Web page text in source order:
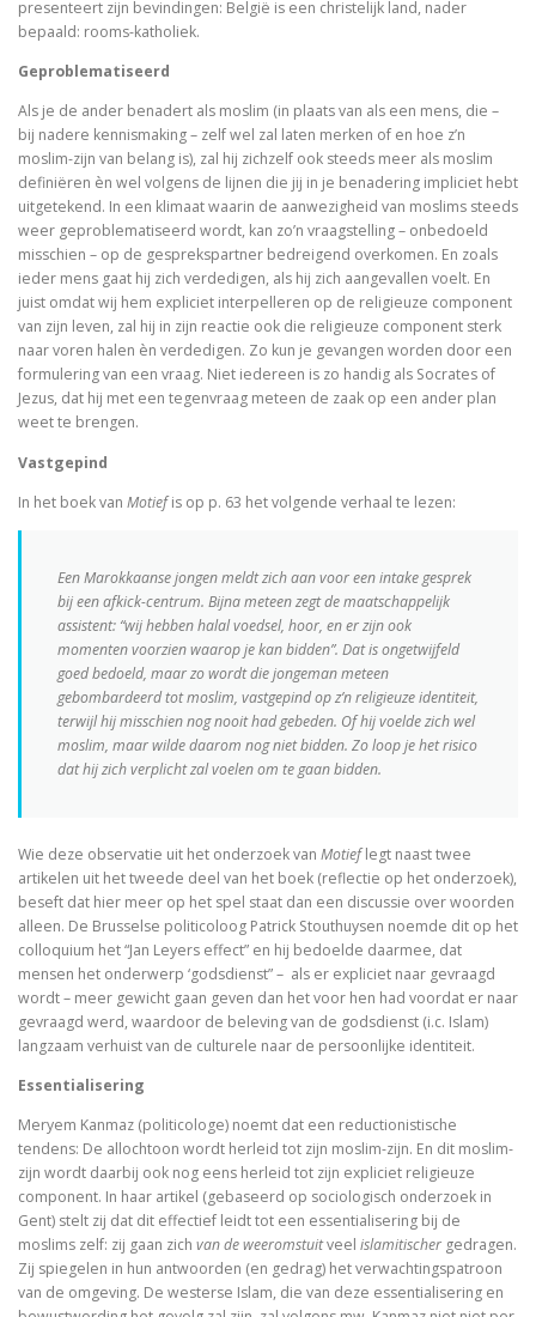
Erasmus: Sometimes a Spin Doctor is Right
levensbeschouwelijke vakken.
God is een vluchteling. De terugkeer van het
De visie van Freinet
De kathedralenbouwers
I judge no one. A political life of Jesus
De evolutie van De Bijbel
Bach, muziek als een wenk uit de hemel
De Bijbel in de Lage Landen
Nieuw atheïsme, een kritische reactie op Dawkins,
Levensbeschouwing in het middenveld: cement of
Luther. Zijn leven, zijn werk
Platoonse liefde (vertaling Symposium)
Is het de schuld van de ENE?
Onder dezelfde sterren
Christelijke toespraken
Afsluitend onwetenschappelijk naschrift bij
Voorwoorden. De crisis en een crisis. De heer Phister.
De Wittenbergse nachtegaal
presenteert zijn bevindingen: België is een christelijk land, nader
bepaald: rooms-katholiek.
Geproblematiseerd
Als je de ander benadert als moslim (in plaats van als een mens, die –
bij nadere kennismaking – zelf wel zal laten merken of en hoe z’n
moslim-zijn van belang is), zal hij zichzelf ook steeds meer als moslim
definiëren èn wel volgens de lijnen die jij in je benadering impliciet hebt
uitgetekend. In een klimaat waarin de aanwezigheid van moslims steeds
weer geproblematiseerd wordt, kan zo’n vraagstelling – onbedoeld
misschien – op de gesprekspartner bedreigend overkomen. En zoals
ieder mens gaat hij zich verdedigen, als hij zich aangevallen voelt. En
juist omdat wij hem expliciet interpelleren op de religieuze component
van zijn leven, zal hij in zijn reactie ook die religieuze component sterk
naar voren halen èn verdedigen. Zo kun je gevangen worden door een
formulering van een vraag. Niet iedereen is zo handig als Socrates of
Jezus, dat hij met een tegenvraag meteen de zaak op een ander plan
weet te brengen.
Vastgepind
In het boek van Motiefis op p. 63 het volgende verhaal te lezen:
Een Marokkaanse jongen meldt zich aan voor eenintakegesprek
bij een afkick-centrum. Bijna meteen zegt de maatschappelijk
assistent: “wij hebbenhalalvoedsel, hoor, en er zijn ook
momenten voorzien waarop je kan bidden”. Dat is ongetwijfeld
goed bedoeld, maar zo wordt die jongeman meteen
gebombardeerd tot moslim, vastgepind op z’n religieuze identiteit,
terwijl hij misschien nog nooit had gebeden. Of hij voelde zich wel
moslim, maar wilde daarom nog niet bidden. Zo loop je het risico
dat hij zich verplicht zal voelen om te gaan bidden.
Wie deze observatie uit het onderzoek van Motieflegt naast twee
artikelen uit het tweede deel van het boek (reflectie op het onderzoek),
beseft dat hier meer op het spel staat dan een discussie over woorden
alleen. De Brusselse politicoloog Patrick Stouthuysen noemde dit op het
colloquium het “Jan Leyers effect” en hij bedoelde daarmee, dat
mensen het onderwerp ‘godsdienst” – als er expliciet naar gevraagd
wordt – meer gewicht gaan geven dan het voor hen had voordat er naar
gevraagd werd, waardoor de beleving van de godsdienst (i.c. Islam)
langzaam verhuist van de culturele naar de persoonlijke identiteit.
Essentialisering
Meryem Kanmaz (politicologe) noemt dat een reductionistische
tendens: De allochtoon wordt herleid tot zijn moslim-zijn. En dit moslim-
zijn wordt daarbij ook nog eens herleid tot zijn expliciet religieuze
component. In haar artikel (gebaseerd op sociologisch onderzoek in
Gent) stelt zij dat dit effectief leidt tot een essentialisering bij de
moslims zelf: zij gaan zich van de weeromstuitveel islamitischer gedragen.
Zij spiegelen in hun antwoorden (en gedrag) het verwachtingspatroon
van de omgeving. De westerse Islam, die van deze essentialisering en